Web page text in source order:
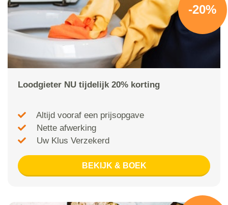
-20%
Loodgieter NU tijdelijk 20% korting
Altijd vooraf een prijsopgave
Nette afwerking
Uw Klus Verzekerd
BEKIJK & BOEK